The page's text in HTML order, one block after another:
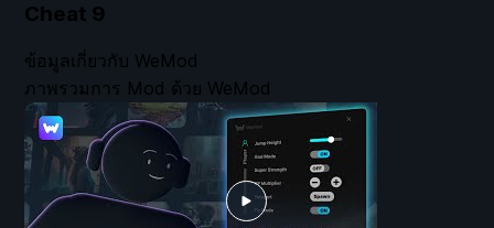
Cheat 9
ข้อมูลเกี่ยวกับ WeMod
ภาพรวมการ Mod ด้วย WeMod